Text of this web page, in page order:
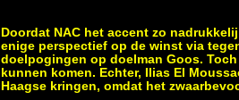
Doordat NAC het accent zo
enige perspectief op de winst via
doelpogingen op doelman Goos.
kunnen komen. Echter, Ilias El
Haagse kringen, omdat het